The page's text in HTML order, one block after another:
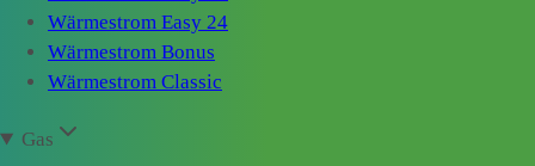
Wärmestrom Easy 24
Wärmestrom Bonus
Wärmestrom Classic
Gas